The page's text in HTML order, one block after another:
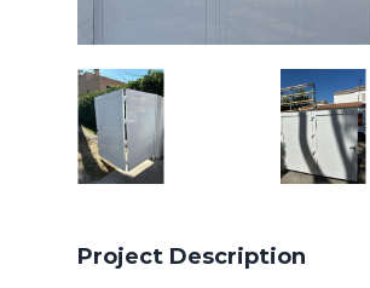
Project Description